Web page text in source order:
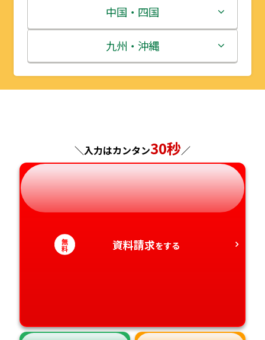
宮城県
秋田県
山形県
群馬県
埼玉県
千葉県
神奈川県
富山県
石川県
福井県
長野県
岐阜県
静岡県
愛知県
三重県
滋賀県
京都府
兵庫県
奈良県
和歌山県
中国・四国
鳥取県
島根県
広島県
山口県
徳島県
香川県
九州・沖縄
福岡県
長崎県
熊本県
大分県
宮崎県
＼入力はカンタン30秒／
無
料 資料請求をする